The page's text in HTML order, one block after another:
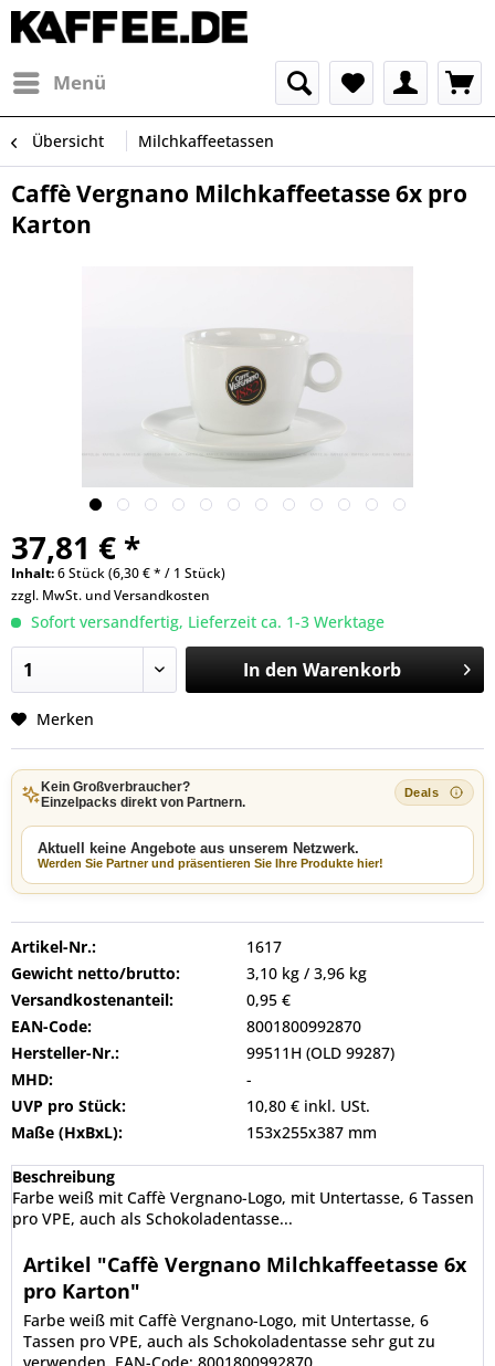
Menü
Übersicht Milchkaffeetassen
Caffè Vergnano Milchkaffeetasse 6x pro
Karton
37,81 € *
Inhalt:6 Stück (6,30 € * / 1 Stück)
zzgl. MwSt. undVersandkosten
Sofort versandfertig, Lieferzeit ca. 1-3 Werktage
In den Warenkorb
Merken
Kein Großverbraucher?
Einzelpacks direkt von Partnern.
Aktuell keine Angebote aus unserem Netzwerk.
Werden Sie Partner und präsentieren Sie Ihre Produkte hier!
Artikel-Nr.:
1617
Gewicht netto/brutto:
3,10 kg / 3,96 kg
Versandkostenanteil:
0,95 €
EAN-Code:
8001800992870
Hersteller-Nr.:
99511H (OLD 99287)
MHD:
-
UVP pro Stück:
10,80 € inkl. USt.
Maße (HxBxL):
153x255x387 mm
Beschreibung
Farbe weiß mit Caffè Vergnano-Logo, mit Untertasse, 6 Tassen
pro VPE, auch als Schokoladentasse...
Artikel "Caffè Vergnano Milchkaffeetasse 6x
pro Karton"
Farbe weiß mit Caffè Vergnano-Logo, mit Untertasse, 6
Tassen pro VPE, auch als Schokoladentasse sehr gut zu